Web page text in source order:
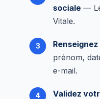
sociale —
Vitale.
prénom,
e-mail.
Validez